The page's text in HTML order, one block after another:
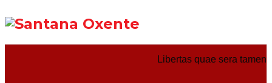
Libertas quae sera tamen